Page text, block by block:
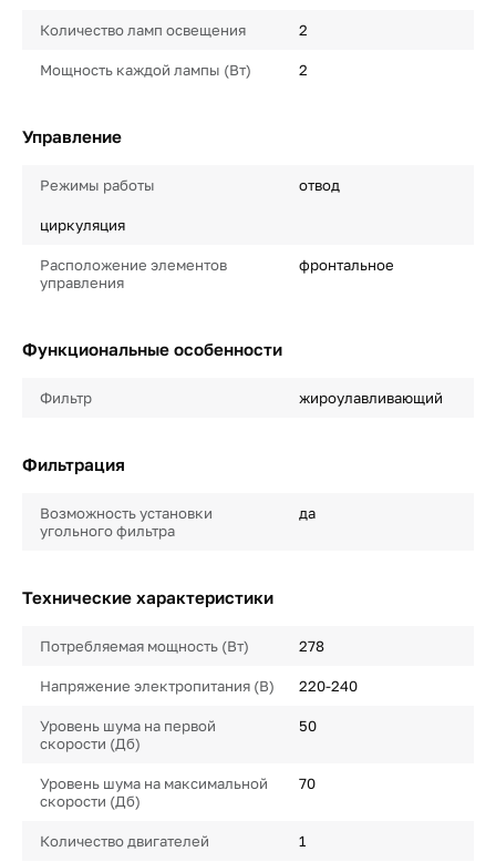
Количество ламп освещения 2
Мощность каждой лампы (Вт) 2
Управление
Режимы работы отвод
циркуляция
Расположение элементов
управления
фронтальное
Функциональные особенности
Фильтр жироулавливающий
Фильтрация
Возможность установки
угольного фильтра
да
Технические характеристики
Потребляемая мощность (Вт) 278
Напряжение электропитания (В) 220-240
Уровень шума на первой
скорости (Дб)
50
Уровень шума на максимальной
скорости (Дб)
70
Количество двигателей 1